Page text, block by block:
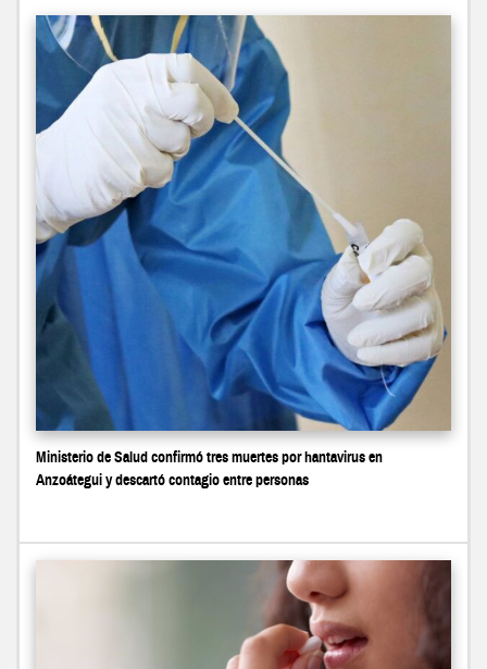
Ministerio de Salud confirmó tres muertes por hantavirus en
Anzoátegui y descartó contagio entre personas